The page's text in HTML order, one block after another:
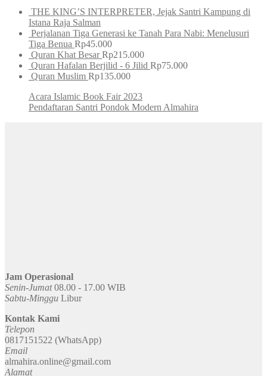
THE KING’S INTERPRETER, Jejak Santri Kampung di
Istana Raja Salman
Perjalanan Tiga Generasi ke Tanah Para Nabi: Menelusuri
Tiga Benua Rp45.000
Quran Khat Besar Rp215.000
Quran Hafalan Berjilid - 6 Jilid Rp75.000
Quran Muslim Rp135.000
Acara Islamic Book Fair 2023
Pendaftaran Santri Pondok Modern Almahira
Jam Operasional
Senin-Jumat08.00 - 17.00 WIB
Sabtu-Minggu Libur
Kontak Kami
Telepon
0817151522 (WhatsApp)
Email
almahira.online@gmail.com
Alamat